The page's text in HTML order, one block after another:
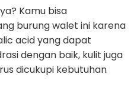
Kamu bisa
burung walet ini karena
acid yang dapat
dengan baik, kulit juga
dicukupi kebutuhan